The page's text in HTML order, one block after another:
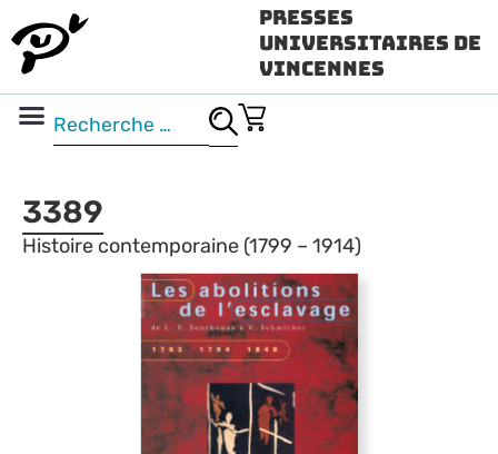
Presses
Universitaires de
Vincennes
3389
Histoire contemporaine (1799 – 1914)